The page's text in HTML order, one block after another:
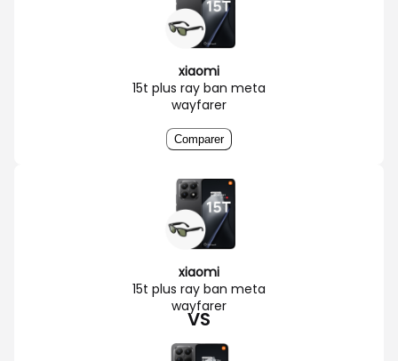
xiaomi
15t plus ray ban meta
wayfarer
Comparer
xiaomi
15t plus ray ban meta
wayfarer
VS